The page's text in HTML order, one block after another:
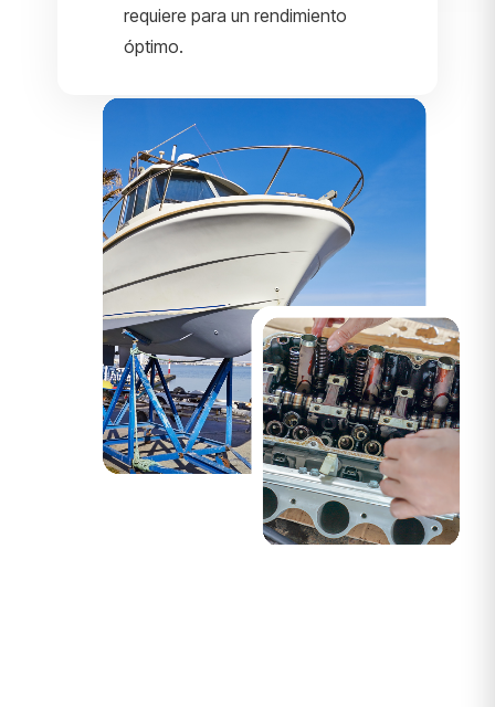
requiere para un rendimiento
óptimo.